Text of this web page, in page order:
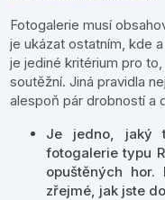
Fotogalerie musí
je ukázat ostatním, kde
je jediné kritérium pro
soutěžní. Jiná pravidla
alespoň pár drobností a
Je jedno, jaký
fotogalerie typu
opuštěných
zřejmé, jak jste